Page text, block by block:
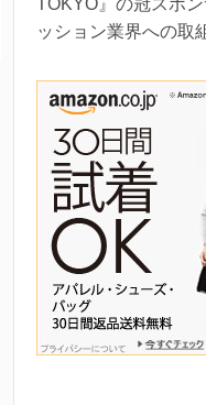
TOKYO』の冠スポ
ッション業界への取